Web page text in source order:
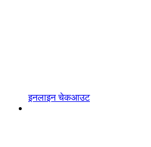
इनलाइन चेकआउट